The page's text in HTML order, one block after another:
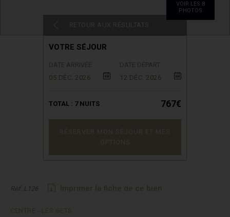
VOIR LES 8
PHOTOS
VOTRE SÉJOUR
05 DÉC. 2026
12 DÉC. 2026
TOTAL : 7NUITS 767€
Réf. L126